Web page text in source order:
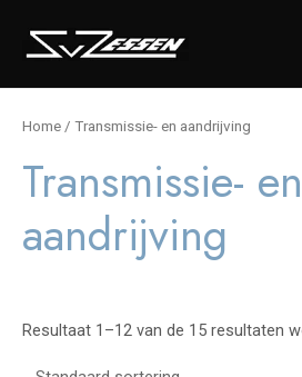
naar
inhoud
Home / Transmissie- en aandrijving
Transmissie- en
aandrijving
Resultaat 1–12 van de 15 resultaten